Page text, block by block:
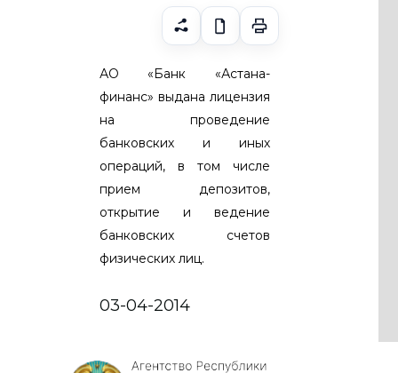
АО «Банк «Астана-
финанс» выдана лицензия
на проведение
банковских и иных
операций, в том числе
прием депозитов,
открытие и ведение
банковских счетов
физических лиц.
03-04-2014